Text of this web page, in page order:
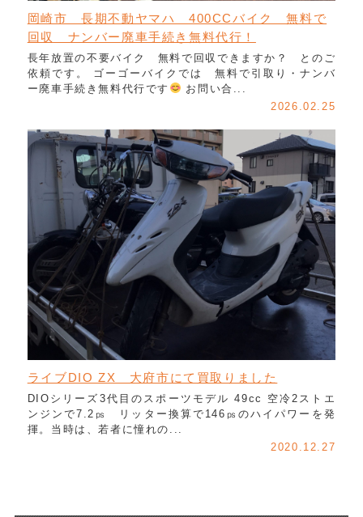
岡崎市 長期不動ヤマハ 400CCバイク 無料で
回収 ナンバー廃車手続き無料代行！
長年放置の不要バイク 無料で回収できますか？ とのご
依頼です。 ゴーゴーバイクでは 無料で引取り・ナンバ
ー廃車手続き無料代行です
お問い合...
2026.02.25
ライブDIO ZX 大府市にて買取りました
DIOシリーズ3代目のスポーツモデル 49cc 空冷2ストエ
ンジンで7.2㎰ リッター換算で146㎰のハイパワーを発
揮。当時は、若者に憧れの...
2020.12.27